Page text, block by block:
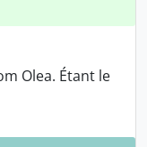
Olea. Étant le